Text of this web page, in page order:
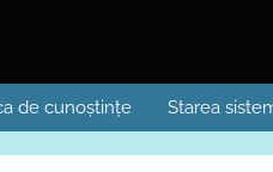
de cunoștințe Starea